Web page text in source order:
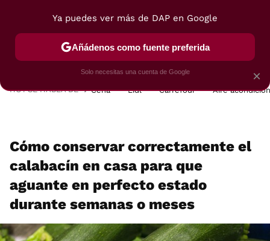
POSTRES VIAJES SELECCIÓN VEGUI
HOY SE HABLA DE Cena Lidl Carrefour Aire
Cómo conservar correctamente el
calabacín en casa para que
aguante en perfecto estado
durante semanas o meses
×
Ya puedes ver más de DAP en Google
Añádenos como fuente preferida
Solo necesitas una cuenta de Google